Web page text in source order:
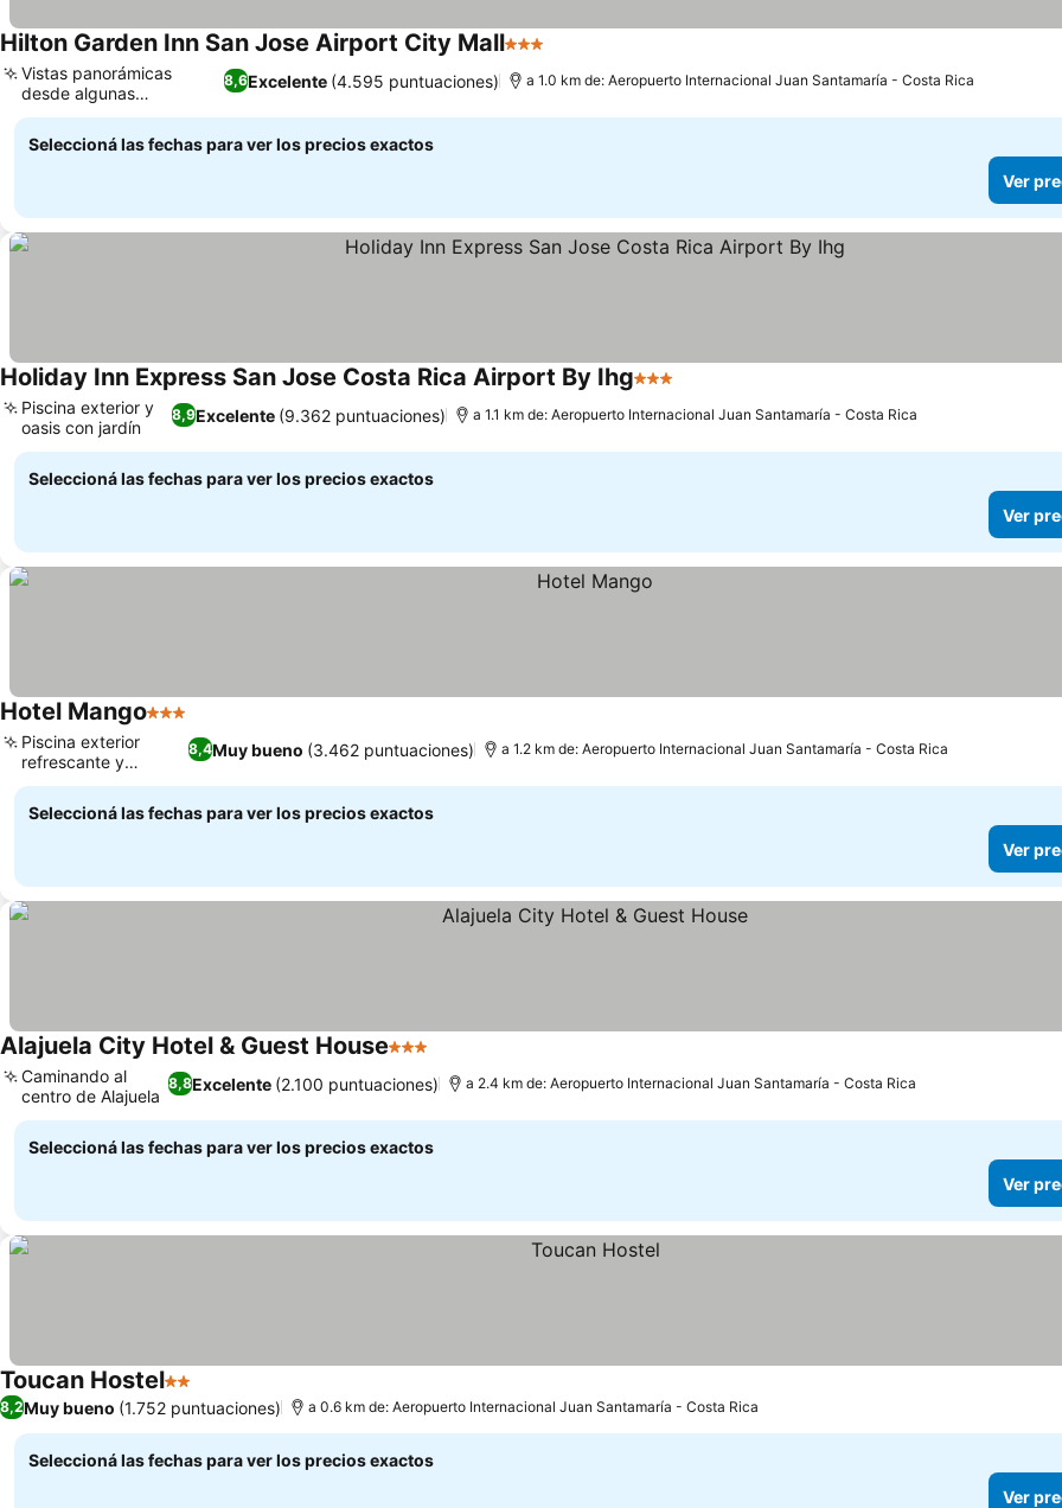
Hilton Garden Inn San Jose Airport City Mall3 Estrellas
8,6Excelente (4.595 puntuaciones)
Vistas panorámicas
desde algunas
habitaciones
a 1.0 km de: Aeropuerto Internacional Juan Santamaría - Costa Rica
Seleccioná las fechas para ver los precios exactos
Ver
Holiday Inn Express San Jose Costa Rica Airport By Ihg3 Estrellas
8,9Excelente (9.362 puntuaciones)
Piscina exterior y
oasis con jardín
a 1.1 km de: Aeropuerto Internacional Juan Santamaría - Costa Rica
Seleccioná las fechas para ver los precios exactos
Ver
Hotel Mango3 Estrellas
8,4Muy bueno (3.462 puntuaciones)
Piscina exterior
refrescante y
cabañas
a 1.2 km de: Aeropuerto Internacional Juan Santamaría - Costa Rica
Seleccioná las fechas para ver los precios exactos
Ver
Alajuela City Hotel & Guest House3 Estrellas
8,8Excelente (2.100 puntuaciones)
Caminando al
centro de Alajuela
a 2.4 km de: Aeropuerto Internacional Juan Santamaría - Costa Rica
Seleccioná las fechas para ver los precios exactos
Ver
Toucan Hostel2 Estrellas
8,2Muy bueno (1.752 puntuaciones) a 0.6 km de: Aeropuerto Internacional Juan Santamaría - Costa Rica
Seleccioná las fechas para ver los precios exactos
Ver